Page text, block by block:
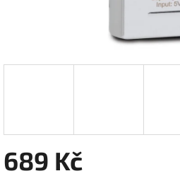
689 Kč